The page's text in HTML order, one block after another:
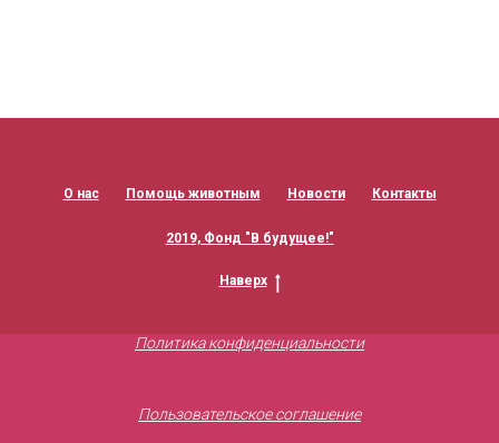
О нас Помощь животным Новости Контакты
2019, Фонд "В будущее!"
Наверх
Политика конфиденциальности
Пользовательское соглашение